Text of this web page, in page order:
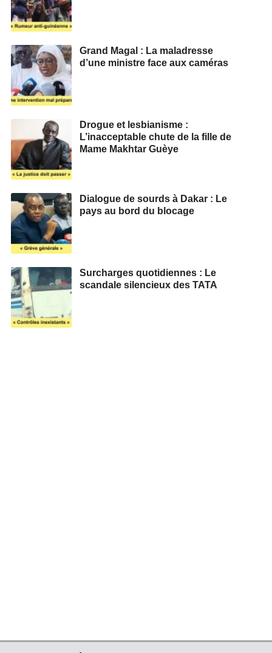
Grand Magal : La maladresse
d’une ministre face aux caméras
Drogue et lesbianisme :
L’inacceptable chute de la fille de
Mame Makhtar Guèye
Dialogue de sourds à Dakar : Le
pays au bord du blocage
Surcharges quotidiennes : Le
scandale silencieux des TATA